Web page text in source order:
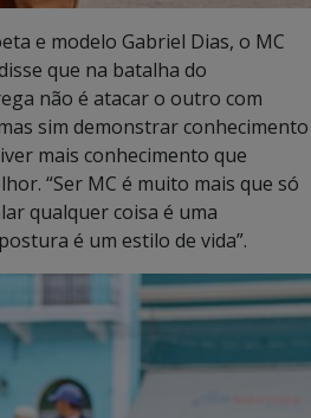
e modelo Gabriel Dias, o MC
que na batalha do
não é atacar o outro com
sim demonstrar conhecimento
mais conhecimento que
“Ser MC é muito mais que só
qualquer coisa é uma
é um estilo de vida”.